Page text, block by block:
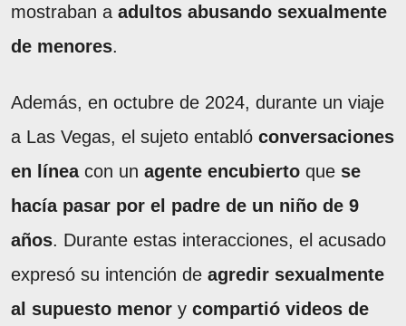
mostraban a adultos abusando sexualmente
de menores.
Además, en octubre de 2024, durante un viaje
a Las Vegas, el sujeto entabló conversaciones
en líneacon un agente encubierto que se
hacía pasar por el padre de un niño de 9
años. Durante estas interacciones, el acusado
expresó su intención de agredir sexualmente
al supuesto menor y compartió videos de